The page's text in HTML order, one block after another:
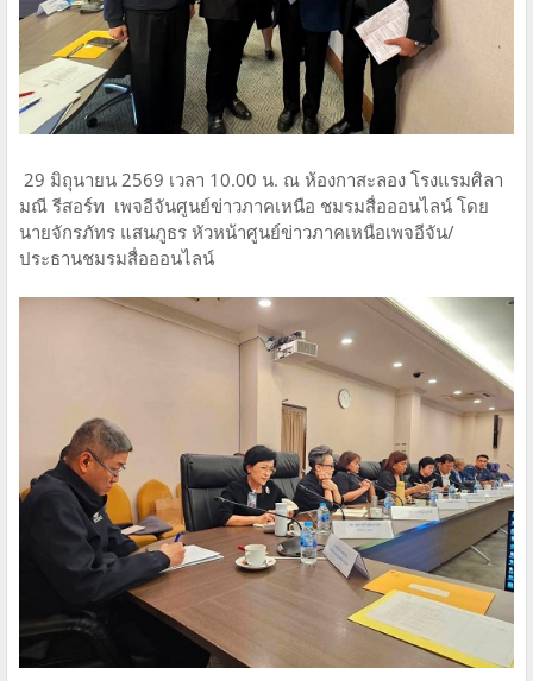
29 มิถุนายน 2569 เวลา 10.00 น. ณ ห้องกาสะลอง โรงแรมศิลา
มณี รีสอร์ท เพจอีจันศูนย์ข่าวภาคเหนือ ชมรมสื่อออนไลน์ โดย
นายจักรภัทร แสนภูธร หัวหน้าศูนย์ข่าวภาคเหนือเพจอีจัน/
ประธานชมรมสื่อออนไลน์